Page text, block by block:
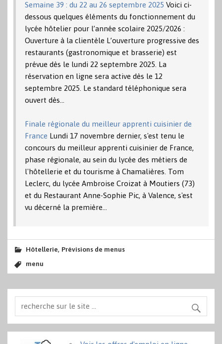
Semaine 39 : du 22 au 26 septembre 2025 Voici ci-
dessous quelques éléments du fonctionnement du
lycée hôtelier pour l’année scolaire 2025/2026 :
Ouverture à la clientèle L’ouverture progressive des
restaurants (gastronomique et brasserie) est
prévue dès le lundi 22 septembre 2025. La
réservation en ligne sera active dès le 12
septembre 2025. Le standard téléphonique sera
ouvert dès…
Finale régionale du meilleur apprenti cuisinier de
France Lundi 17 novembre dernier, s'est tenu le
concours du meilleur apprenti cuisinier de France,
phase régionale, au sein du lycée des métiers de
l'hôtellerie et du tourisme à Chamalières. Tom
Leclerc, du lycée Ambroise Croizat à Moutiers (73)
et du Restaurant Anne-Sophie Pic, à Valence, s'est
vu décerné la première…
Hôtellerie, Prévisions de menus
menu